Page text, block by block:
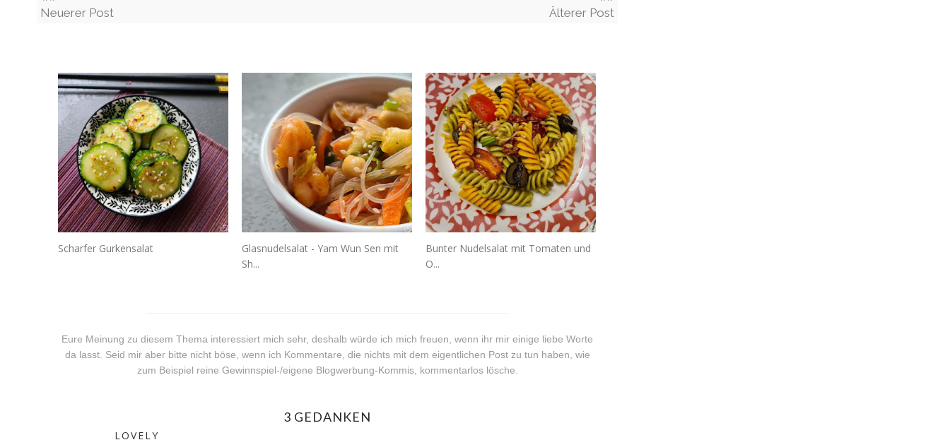
Neuerer Post Älterer Post
Scharfer Gurkensalat
Glasnudelsalat - Yam Wun Sen mit
Sh...
Bunter Nudelsalat mit Tomaten und
O...
Eure Meinung zu diesem Thema interessiert mich sehr, deshalb würde ich mich freuen, wenn ihr mir einige liebe Worte
da lasst. Seid mir aber bitte nicht böse, wenn ich Kommentare, die nichts mit dem eigentlichen Post zu tun haben, wie
zum Beispiel reine Gewinnspiel-/eigene Blogwerbung-Kommis, kommentarlos lösche.
3 GEDANKEN
LOVELY